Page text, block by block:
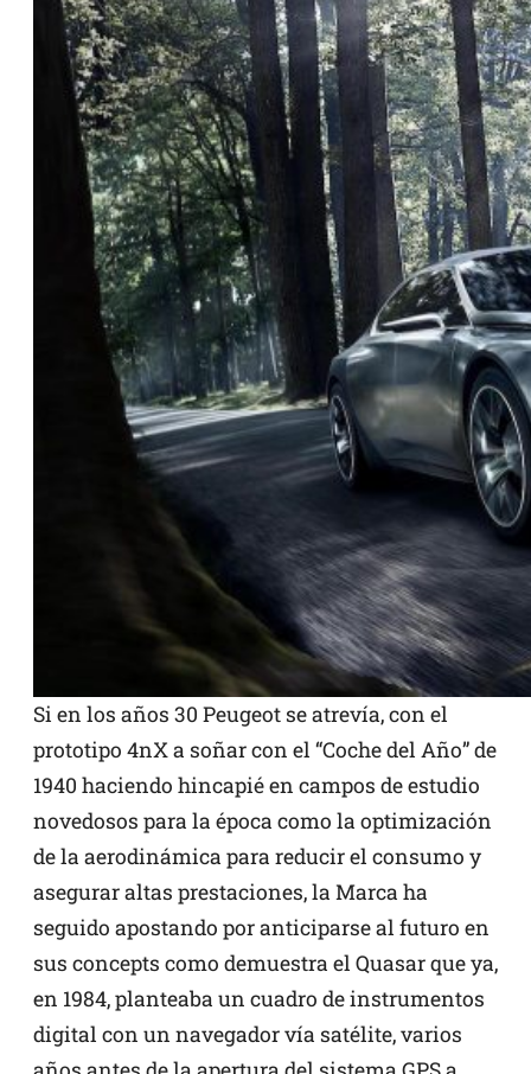
Si en los años 30 Peugeot se atrevía, con el
prototipo 4nX a soñar con el “Coche del Año” de
1940 haciendo hincapié en campos de estudio
novedosos para la época como la optimización
de la aerodinámica para reducir el consumo y
asegurar altas prestaciones, la Marca ha
seguido apostando por anticiparse al futuro en
sus concepts como demuestra el Quasar que ya,
en 1984, planteaba un cuadro de instrumentos
digital con un navegador vía satélite, varios